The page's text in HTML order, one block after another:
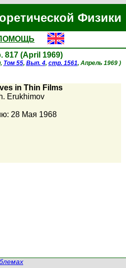
Физики
817 (April 1969)
Том 55, Вып. 4, стр. 1561, Апрель 1969 )
in Thin Films
Erukhimov
28 Мая 1968